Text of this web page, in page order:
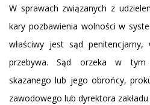
W sprawach związanych z
kary pozbawienia wolności w
właściwy jest sąd
przebywa. Sąd orzeka w tym
skazanego lub jego obrońcy,
zawodowego lub dyrektora